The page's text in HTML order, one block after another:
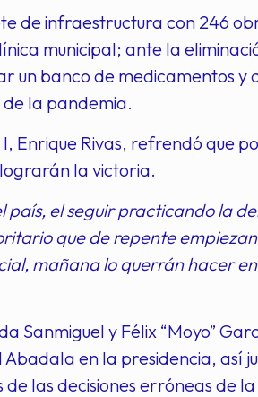
de infraestructura con 246
municipal; ante la
un banco de medicamentos y
de la pandemia.
Enrique Rivas, refrendó que
la victoria.
país, el seguir practicando la
que de repente
mañana lo querrán hacer
Sanmiguel y Félix “Moyo”
en la presidencia, así
las decisiones erróneas de la